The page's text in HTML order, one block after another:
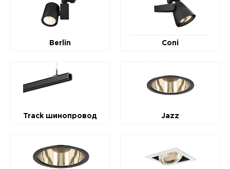
Berlin Cоni
Track шинопровод Jazz